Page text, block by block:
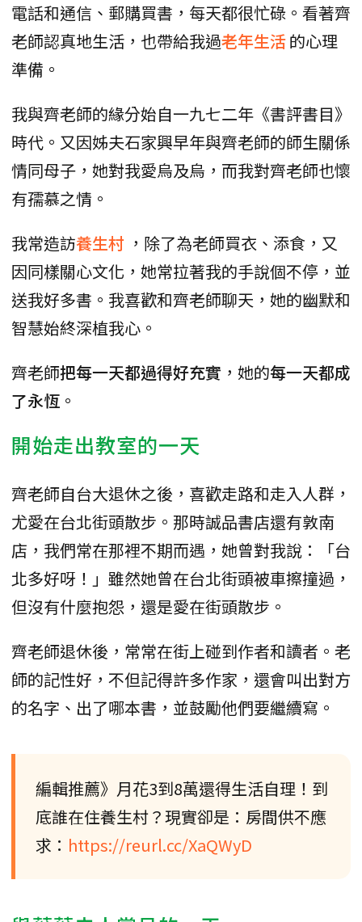
電話和通信、郵購買書，每天都很忙碌。看著齊
老師認真地生活，也帶給我過老年生活的心理
準備。
我與齊老師的緣分始自一九七二年《書評書目》
時代。又因姊夫石家興早年與齊老師的師生關係
情同母子，她對我愛烏及烏，而我對齊老師也懷
有孺慕之情。
我常造訪養生村 ，除了為老師買衣、添食，又
因同樣關心文化，她常拉著我的手說個不停，並
送我好多書。我喜歡和齊老師聊天，她的幽默和
智慧始終深植我心。
齊老師把每一天都過得好充實 ，她的每一天都成
了永恆 。
開始走出教室的一天
齊老師自台大退休之後，喜歡走路和走入人群，
尤愛在台北街頭散步。那時誠品書店還有敦南
店，我們常在那裡不期而遇，她曾對我說：「台
北多好呀！」雖然她曾在台北街頭被車擦撞過，
但沒有什麼抱怨，還是愛在街頭散步。
齊老師退休後，常常在街上碰到作者和讀者。老
師的記性好，不但記得許多作家，還會叫出對方
的名字、出了哪本書，並鼓勵他們要繼續寫。
編輯推薦》月花3到8萬還得生活自理！到
底誰在住養生村？現實卻是：房間供不應
求： https://reurl.cc/XaQWyD